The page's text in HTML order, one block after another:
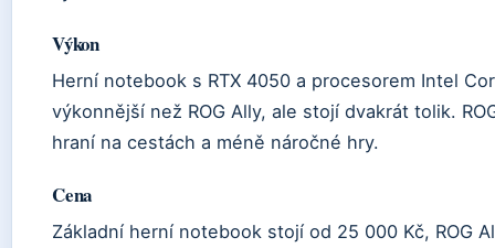
Výkon
Herní notebook s RTX 4050 a procesorem Intel
výkonnější než ROG Ally, ale stojí dvakrát tolik.
hraní na cestách a méně náročné hry.
Cena
Základní herní notebook stojí od 25 000 Kč, ROG